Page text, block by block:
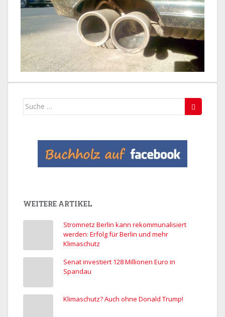
Suche
WEITERE ARTIKEL
Stromnetz Berlin kann rekommunalisiert
werden: Erfolg für Berlin und mehr
Klimaschutz
Senat investiert 128 Millionen Euro in
Spandau
Klimaschutz? Auch ohne Donald Trump!